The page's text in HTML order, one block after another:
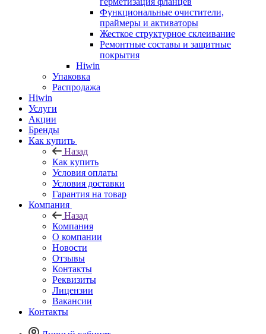
Функциональные очистители,
праймеры и активаторы
Жесткое структурное склеивание
Ремонтные составы и защитные
покрытия
Hiwin
Упаковка
Распродажа
Hiwin
Услуги
Акции
Бренды
Как купить
Назад
Как купить
Условия оплаты
Условия доставки
Гарантия на товар
Компания
Назад
Компания
О компании
Новости
Отзывы
Контакты
Реквизиты
Лицензии
Вакансии
Контакты